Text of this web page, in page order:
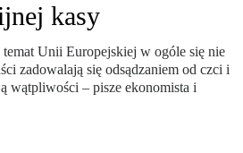
kasy
temat Unii Europejskiej w ogóle się nie
zadowalają się odsądzaniem od czci i
wątpliwości – pisze ekonomista i